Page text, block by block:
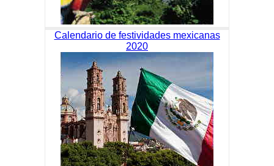
Calendario de festividades mexicanas
2020